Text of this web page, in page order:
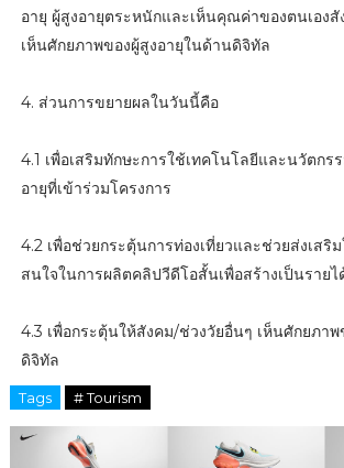
อายุ ผู้สูงอายุตระหนักและเห็นคุณค่าของตนเอง
เห็นศักยภาพของผู้สูงอายุในด้านดิจิทัล
4. ส่วนการขยายผลในวันนี้คือ
4.1 เพื่อเสริมทักษะการใช้เทคโนโลยีและนวัตกร
อายุที่เข้าร่วมโครงการ
4.2 เพื่อช่วยกระตุ้นการท่องเที่ยวและช่วยส่งเสริ
สนใจในการผลิตคลิปวีดีโอสั้นเพื่อสร้างเป็นรายไ
4.3 เพื่อกระตุ้นให้สังคม/ช่วงวัยอื่นๆ เห็นศักยภา
ดิจิทัล
Tags # Tourism